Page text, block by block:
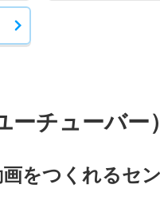
ーチューバー
をつくれるセ